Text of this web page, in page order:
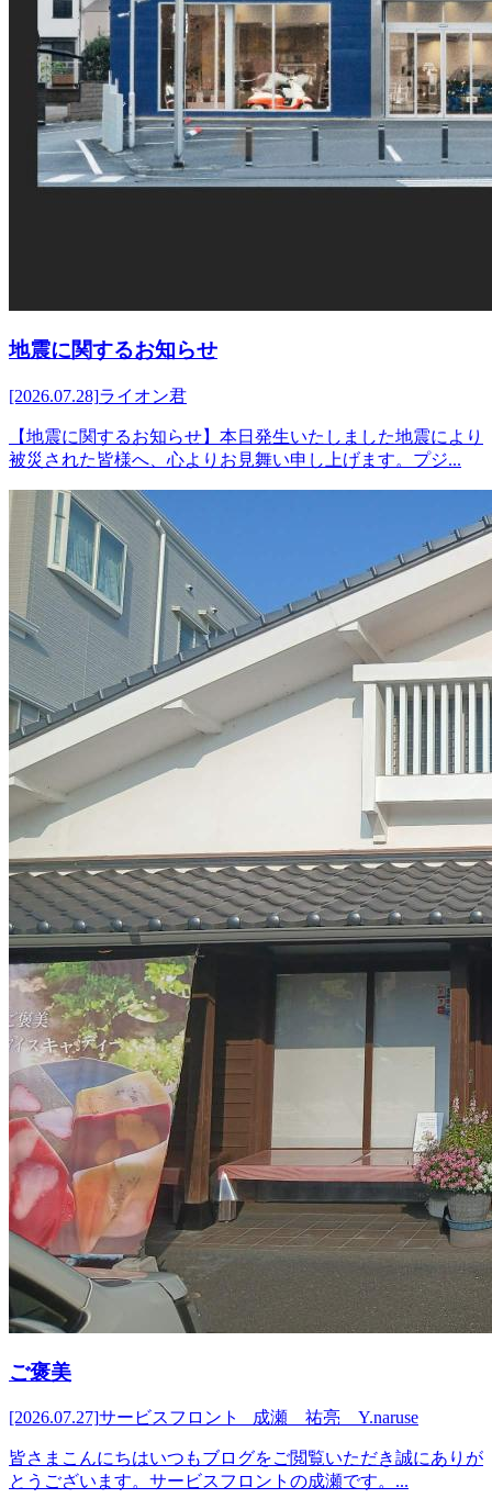
地震に関するお知らせ
[2026.07.28]ライオン君
【地震に関するお知らせ】本日発生いたしました地震により
被災された皆様へ、心よりお見舞い申し上げます。プジ...
ご褒美
[2026.07.27]サービスフロント 成瀬 祐亮 Y.naruse
皆さまこんにちはいつもブログをご閲覧いただき誠にありが
とうございます。サービスフロントの成瀬です。...